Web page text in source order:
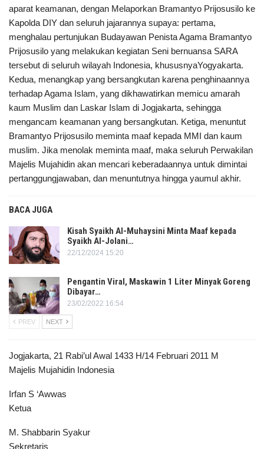
aparat keamanan, dengan Melaporkan Bramantyo Prijosusilo ke
Kapolda DIY dan seluruh jajarannya supaya: pertama,
menghalau pertunjukan Budayawan Penista Agama Bramantyo
Prijosusilo yang melakukan kegiatan Seni bernuansa SARA
tersebut di seluruh wilayah Indonesia, khususnyaYogyakarta.
Kedua, menangkap yang bersangkutan karena penghinaannya
terhadap Agama Islam, yang dikhawatirkan memicu amarah
kaum Muslim dan Laskar Islam di Jogjakarta, sehingga
mengancam keamanan yang bersangkutan. Ketiga, menuntut
Bramantyo Prijosusilo meminta maaf kepada MMI dan kaum
muslim. Jika menolak meminta maaf, maka seluruh Perwakilan
Majelis Mujahidin akan mencari keberadaannya untuk dimintai
pertanggungjawaban, dan menuntutnya hingga yaumul akhir.
BACA JUGA
Kisah Syaikh Al-Muhaysini Minta Maaf kepada
Syaikh Al-Jolani…
22/12/2024 15:20
Pengantin Viral, Maskawin 1 Liter Minyak Goreng
Dibayar…
23/02/2022 16:54
PREV NEXT
Jogjakarta, 21 Rabi’ul Awal 1433 H/14 Februari 2011 M
Majelis Mujahidin Indonesia
Irfan S ‘Awwas
Ketua
M. Shabbarin Syakur
Sekretaris